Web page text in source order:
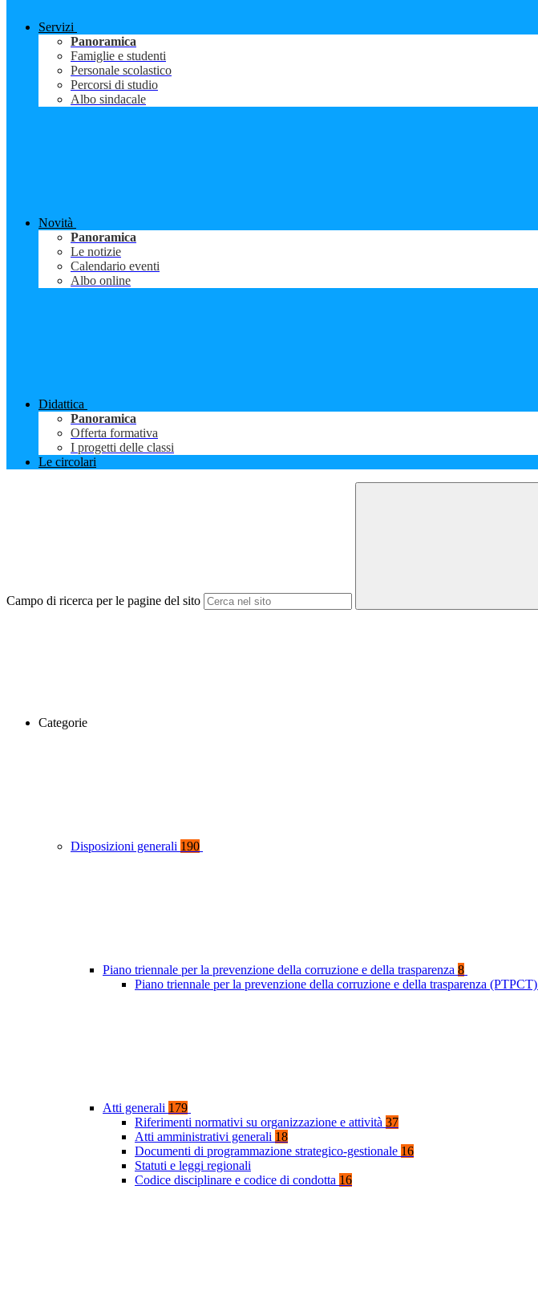
Servizi
Panoramica
Famiglie e studenti
Personale scolastico
Percorsi di studio
Albo sindacale
Novità
Panoramica
Le notizie
Calendario eventi
Albo online
Didattica
Panoramica
Offerta formativa
I progetti delle classi
Le circolari
Campo di ricerca per le pagine del sito
Categorie
Disposizioni generali 190
Piano triennale per la prevenzione della corruzione e della trasparenza 8
Piano triennale per la prevenzione della corruzione e della trasparenza (PTPCT)
Atti generali 179
Riferimenti normativi su organizzazione e attività 37
Atti amministrativi generali 18
Documenti di programmazione strategico-gestionale 16
Statuti e leggi regionali
Codice disciplinare e codice di condotta 16